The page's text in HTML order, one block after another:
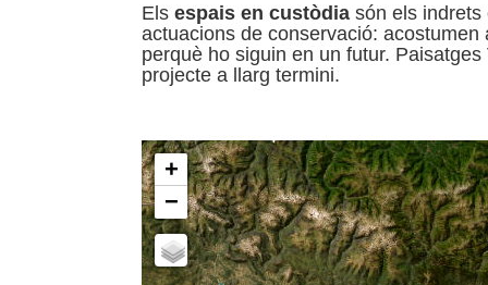
Els espais en custòdia són els indrets
actuacions de conservació:
perquè ho siguin en un futur.
projecte a llarg termini.
+
−